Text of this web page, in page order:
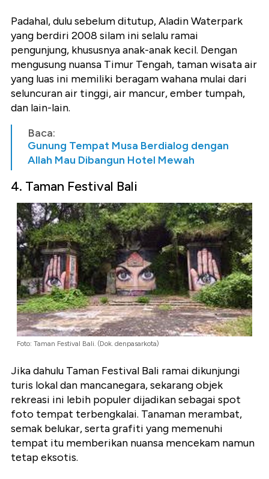
Padahal, dulu sebelum ditutup, Aladin Waterpark
yang berdiri 2008 silam ini selalu ramai
pengunjung, khususnya anak-anak kecil. Dengan
mengusung nuansa Timur Tengah, taman wisata air
yang luas ini memiliki beragam wahana mulai dari
seluncuran air tinggi, air mancur, ember tumpah,
dan lain-lain.
Baca:
Gunung Tempat Musa Berdialog dengan
Allah Mau Dibangun Hotel Mewah
4. Taman Festival Bali
Foto: Taman Festival Bali. (Dok. denpasarkota)
Jika dahulu Taman Festival Bali ramai dikunjungi
turis lokal dan mancanegara, sekarang objek
rekreasi ini lebih populer dijadikan sebagai spot
foto tempat terbengkalai. Tanaman merambat,
semak belukar, serta grafiti yang memenuhi
tempat itu memberikan nuansa mencekam namun
tetap eksotis.